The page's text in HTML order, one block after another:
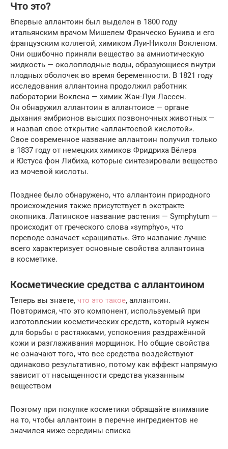
Что это?
Впервые аллантоин был выделен в 1800 году
итальянским врачом Мишелем Франческо Бунива и его
французским коллегой, химиком Луи-Николя Вокленом.
Они ошибочно приняли вещество за амниотическую
жидкость — околоплодные воды, образующиеся внутри
плодных оболочек во время беременности. В 1821 году
исследования аллантоина продолжил работник
лаборатории Воклена — химик Жан-Луи Лассен.
Он обнаружил аллантоин в аллантоисе — органе
дыхания эмбрионов высших позвоночных животных —
и назвал свое открытие «аллантоевой кислотой».
Свое современное название аллантоин получил только
в 1837 году от немецких химиков Фридриха Вёлера
и Юстуса фон Либиха, которые синтезировали вещество
из мочевой кислоты.
Позднее было обнаружено, что аллантоин природного
происхождения также присутствует в экстракте
окопника. Латинское название растения — Symphytum —
происходит от греческого слова «symphyo», что
переводе означает «сращивать». Это название лучше
всего характеризует основные свойства аллантоина
в косметике.
Косметические средства с аллантоином
Теперь вы знаете, что это такое, аллантоин.
Повторимся, что это компонент, используемый при
изготовлении косметических средств, который нужен
для борьбы с растяжками, успокоения раздражённой
кожи и разглаживания морщинок. Но общие свойства
не означают того, что все средства воздействуют
одинаково результативно, потому как эффект напрямую
зависит от насыщенности средства указанным
веществом
Поэтому при покупке косметики обращайте внимание
на то, чтобы аллантоин в перечне ингредиентов не
значился ниже середины списка